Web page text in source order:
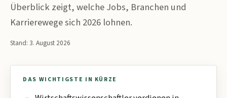
Überblick zeigt, welche Jobs, Branchen und
Karrierewege sich 2026 lohnen.
Stand: 3. August 2026
DAS WICHTIGSTE IN KÜRZE